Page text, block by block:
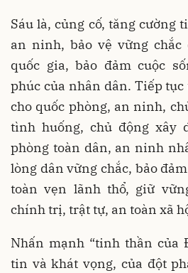
Sáu là, củng cố, tăng cường
an ninh, bảo vệ vững chắc
quốc gia, bảo đảm cuộc
phúc của nhân dân. Tiếp
cho quốc phòng, an ninh,
tình huống, chủ động xây
phòng toàn dân, an ninh
lòng dân vững chắc, bảo
toàn vẹn lãnh thổ, giữ
chính trị, trật tự, an toàn xã
Nhấn mạnh “tinh thần của
tin và khát vọng, của đột